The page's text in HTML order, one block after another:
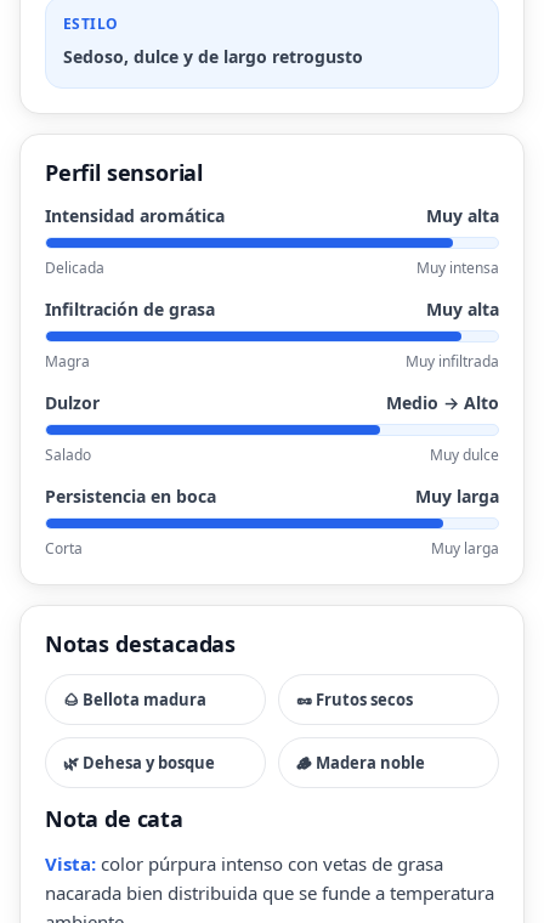
ESTILO
Sedoso, dulce y de largo retrogusto
Perfil sensorial
Intensidad aromática Muy alta
Delicada Muy intensa
Infiltración de grasa Muy alta
Magra Muy infiltrada
Dulzor Medio → Alto
Salado Muy dulce
Persistencia en boca Muy larga
Corta Muy larga
Notas destacadas
🌰 Bellota madura 🥜 Frutos secos
🌿 Dehesa y bosque 🪵 Madera noble
Nota de cata
Vista: color púrpura intenso con vetas de grasa
nacarada bien distribuida que se funde a temperatura